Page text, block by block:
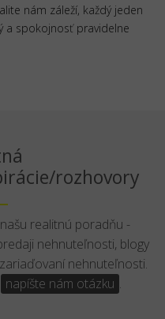
nám záleží, každý jeden
a spokojnosť pravidelne
rozhovory
realitnú poradňu -
nehnuteľnosti, blogy
nehnuteľnosti.
napíšte nám otázku .